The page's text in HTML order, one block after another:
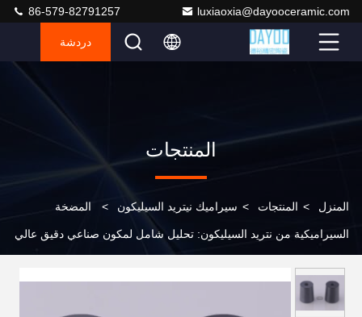
luxiaoxia@dayooceramic.com
86-579-82791257
دردشة
المنتجات
المنزل > المنتجات > سيراميك نيتريد السيليكون > المضخة
السيراميكية من نتريد السيليكون: تحليل شامل لمكون صناعي دقيق عالي